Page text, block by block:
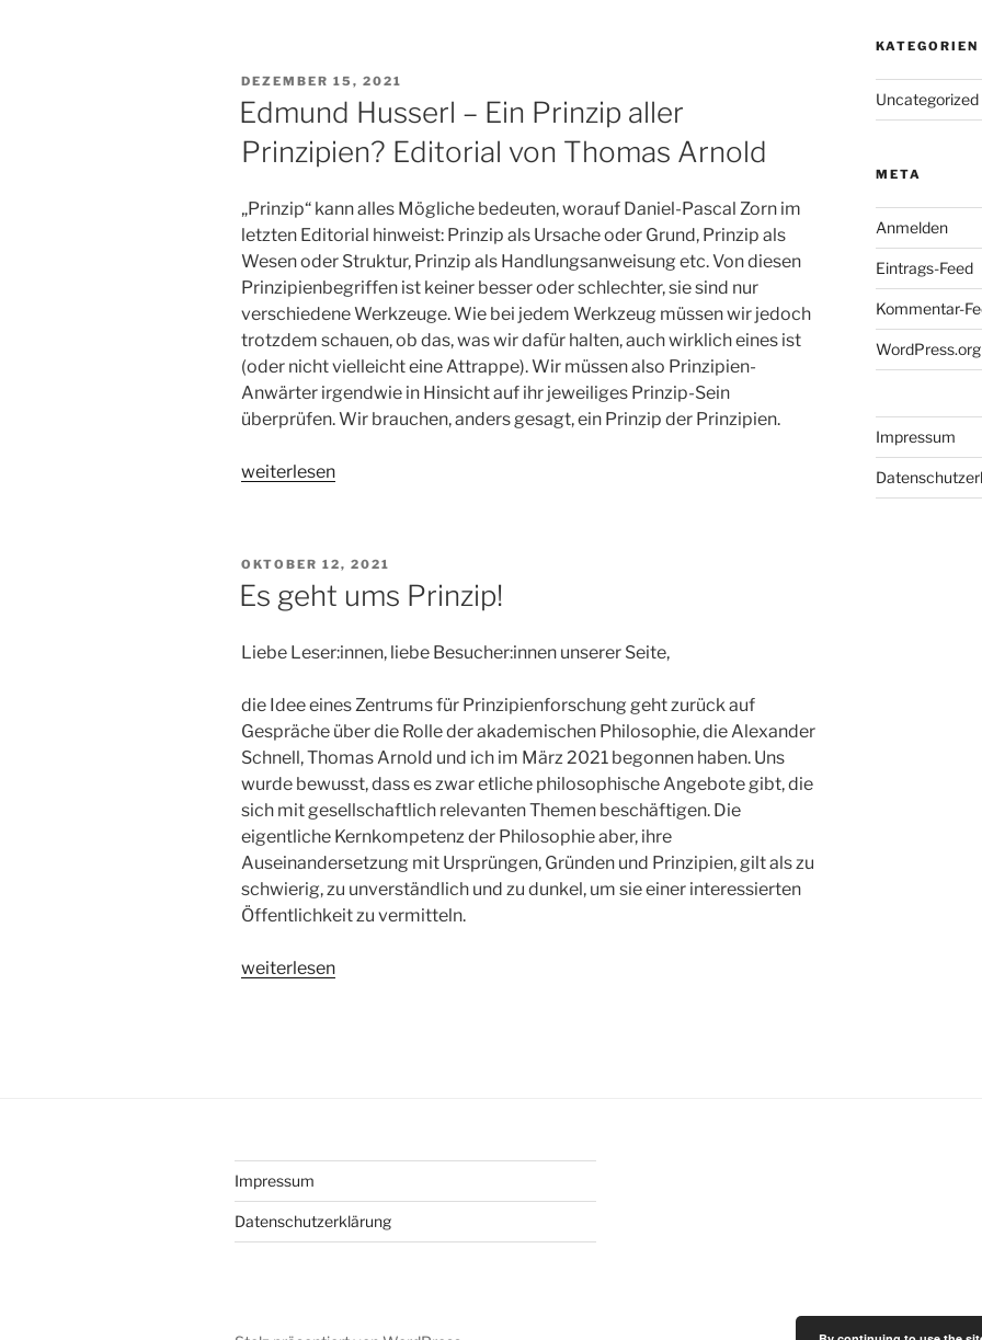
Thomas
Arnold“
VERÖFFENTLICHT
DEZEMBER 15, 2021
Edmund Husserl – Ein Prinzip aller
Prinzipien? Editorial von Thomas Arnold
„Prinzip“ kann alles Mögliche bedeuten, worauf Daniel-Pascal Zorn im
letzten Editorial hinweist: Prinzip als Ursache oder Grund, Prinzip als
Wesen oder Struktur, Prinzip als Handlungsanweisung etc. Von diesen
Prinzipienbegriffen ist keiner besser oder schlechter, sie sind nur
verschiedene Werkzeuge. Wie bei jedem Werkzeug müssen wir jedoch
trotzdem schauen, ob das, was wir dafür halten, auch wirklich eines ist
(oder nicht vielleicht eine Attrappe). Wir müssen also Prinzipien-
Anwärter irgendwie in Hinsicht auf ihr jeweiliges Prinzip-Sein
überprüfen. Wir brauchen, anders gesagt, ein Prinzip der Prinzipien.
„Edmund
Prinzip
aller
Editorial
Thomas
Arnold“
weiterlesen
VERÖFFENTLICHT
AM
OKTOBER 12, 2021
Es geht ums Prinzip!
Liebe Leser:innen, liebe Besucher:innen unserer Seite,
die Idee eines Zentrums für Prinzipienforschung geht zurück auf
Gespräche über die Rolle der akademischen Philosophie, die Alexander
Schnell, Thomas Arnold und ich im März 2021 begonnen haben. Uns
wurde bewusst, dass es zwar etliche philosophische Angebote gibt, die
sich mit gesellschaftlich relevanten Themen beschäftigen. Die
eigentliche Kernkompetenz der Philosophie aber, ihre
Auseinandersetzung mit Ursprüngen, Gründen und Prinzipien, gilt als zu
schwierig, zu unverständlich und zu dunkel, um sie einer interessierten
Öffentlichkeit zu vermitteln.
„Es
weiterlesen
KATEGORIEN
Uncategorized
META
Anmelden
Eintrags-Feed
Kommentar-
WordPress.org
Impressum
Impressum
Datenschutzerklärung